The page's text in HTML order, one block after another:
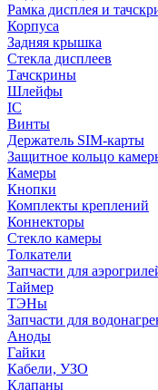
Рамка дисплея и
Корпуса
Задняя крышка
Стекла дисплеев
Тачскрины
Шлейфы
IC
Винты
Держатель SIM-карты
Защитное кольцо
Камеры
Кнопки
Комплекты креплений
Коннекторы
Стекло камеры
Толкатели
Запчасти для
Таймер
ТЭНы
Запчасти для
Аноды
Гайки
Кабели, УЗО
Клапаны